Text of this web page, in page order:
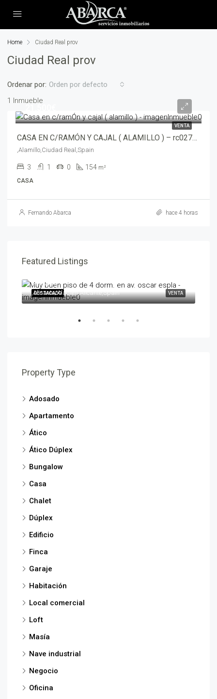
Home Ciudad Real prov
Ciudad Real prov
1 Inmueble
Ordenar por: Orden por defecto
VENTA
CASA EN C/RAMÓN Y CAJAL ( ALAMILLO ) – rc02761-4360
,Alamillo,Ciudad Real,Spain
3 1 0 154 m²
CASA
Fernando Abarca hace 4 horas
Featured Listings
VENTA
DESTACADO
595,000€
,Alicante/Alacant,Alicante,Spain
Property Type
Adosado
Apartamento
Ático
Ático Dúplex
Bungalow
Casa
Chalet
Dúplex
Edificio
Finca
Garaje
Habitación
Local comercial
Loft
Masía
Nave industrial
Negocio
Oficina